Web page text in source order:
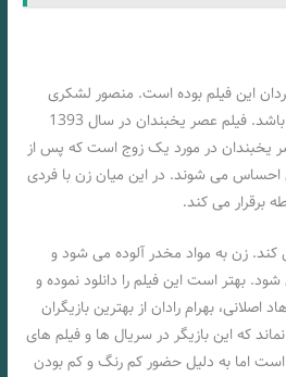
این فیلم بوده است. منصور لشکری
قوچانی هم تهیه کننده آن می باشد. فیلم عصر یخبندان در سال 1393
یخبندان در مورد یک زوج است که پس از
احساس می شوند. در این میان زن با فردی
برقرار می کند.
زن به مواد مخدر آلوده می شود و
بهتر است این فیلم را دانلود نموده و
اصلانی، بهرام رادان از بهترین بازیگران
که این بازیگر در سریال ها و فیلم های
اما به دلیل حضور کم رنگ و کم بودن